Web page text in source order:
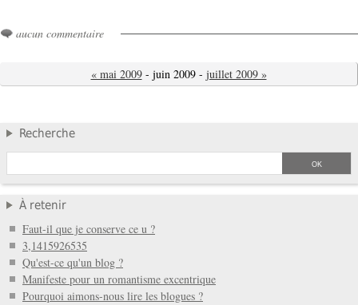
aucun commentaire
« mai 2009- juin 2009 - juillet 2009 »
Recherche
À retenir
Faut-il que je conserve ce u ?
3,1415926535
Qu'est-ce qu'un blog ?
Manifeste pour un romantisme excentrique
Pourquoi aimons-nous lire les blogues ?